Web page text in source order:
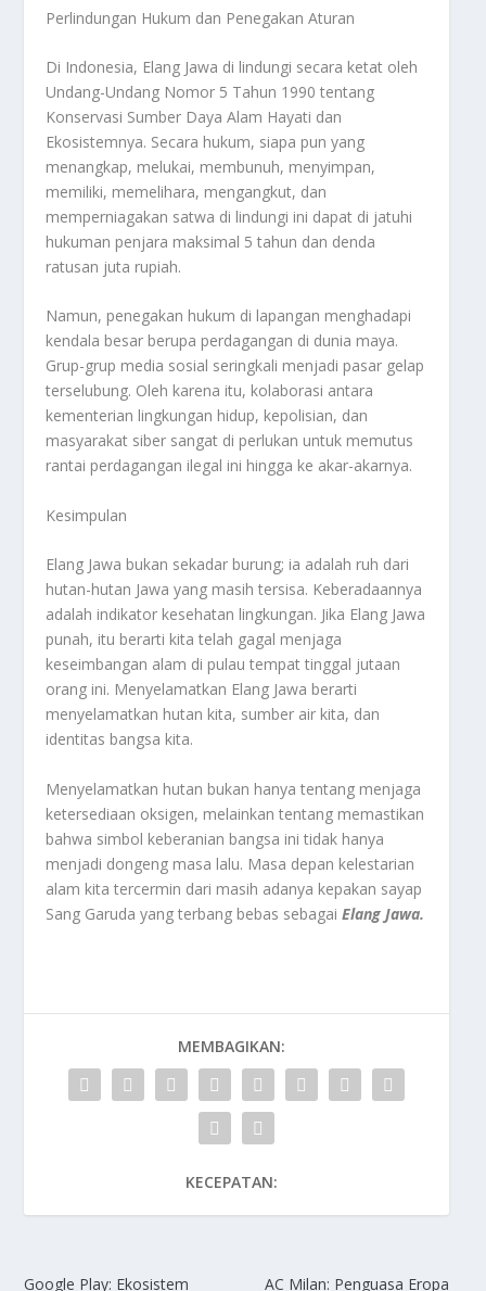
Perlindungan Hukum dan Penegakan Aturan
Di Indonesia, Elang Jawa di lindungi secara ketat oleh
Undang-Undang Nomor 5 Tahun 1990 tentang
Konservasi Sumber Daya Alam Hayati dan
Ekosistemnya. Secara hukum, siapa pun yang
menangkap, melukai, membunuh, menyimpan,
memiliki, memelihara, mengangkut, dan
memperniagakan satwa di lindungi ini dapat di jatuhi
hukuman penjara maksimal 5 tahun dan denda
ratusan juta rupiah.
Namun, penegakan hukum di lapangan menghadapi
kendala besar berupa perdagangan di dunia maya.
Grup-grup media sosial seringkali menjadi pasar gelap
terselubung. Oleh karena itu, kolaborasi antara
kementerian lingkungan hidup, kepolisian, dan
masyarakat siber sangat di perlukan untuk memutus
rantai perdagangan ilegal ini hingga ke akar-akarnya.
Kesimpulan
Elang Jawa bukan sekadar burung; ia adalah ruh dari
hutan-hutan Jawa yang masih tersisa. Keberadaannya
adalah indikator kesehatan lingkungan. Jika Elang Jawa
punah, itu berarti kita telah gagal menjaga
keseimbangan alam di pulau tempat tinggal jutaan
orang ini. Menyelamatkan Elang Jawa berarti
menyelamatkan hutan kita, sumber air kita, dan
identitas bangsa kita.
Menyelamatkan hutan bukan hanya tentang menjaga
ketersediaan oksigen, melainkan tentang memastikan
bahwa simbol keberanian bangsa ini tidak hanya
menjadi dongeng masa lalu. Masa depan kelestarian
alam kita tercermin dari masih adanya kepakan sayap
Sang Garuda yang terbang bebas sebagaiElang Jawa.
MEMBAGIKAN:
KECEPATAN:
Google Play: Ekosistem AC Milan: Penguasa Eropa